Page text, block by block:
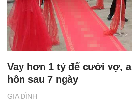
GIA ĐÌNH
Vay hơn 1 tỷ để cưới vợ,
hôn sau 7 ngày